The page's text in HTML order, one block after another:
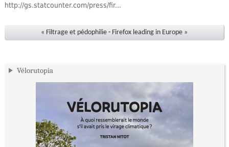
http://gs.statcounter.com/press/fir...
« Filtrage et pédophilie - Firefox leading in Europe »
Vélorutopia